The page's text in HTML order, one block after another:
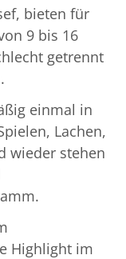
bieten für
9 bis 16
getrennt
einmal in
Lachen,
wieder stehen
Highlight im